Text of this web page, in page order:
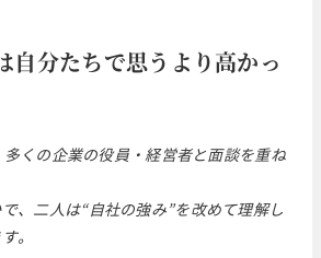
自分たちで思うより高かっ
くの企業の役員・経営者と面談を重ね
、二人は“自社の強み”を改めて理解し
。